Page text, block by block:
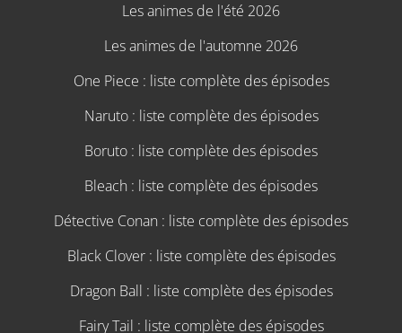
Les animes de l'été 2026
Les animes de l'automne 2026
One Piece : liste complète des épisodes
Naruto : liste complète des épisodes
Boruto : liste complète des épisodes
Bleach : liste complète des épisodes
Détective Conan : liste complète des épisodes
Black Clover : liste complète des épisodes
Dragon Ball : liste complète des épisodes
Fairy Tail : liste complète des épisodes